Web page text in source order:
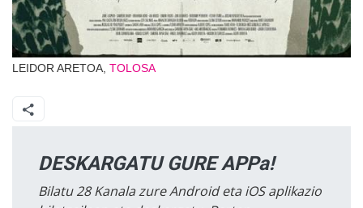
LEIDOR ARETOA, TOLOSA
DESKARGATU GURE APPa!
Bilatu 28 Kanala zure Android eta iOS aplikazio